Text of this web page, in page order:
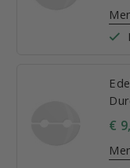
€